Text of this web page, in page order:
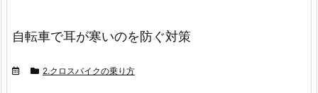
自転車で耳が寒いのを防ぐ対策
2.クロスバイクの乗り方